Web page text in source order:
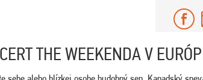
THE WEEKENDA V